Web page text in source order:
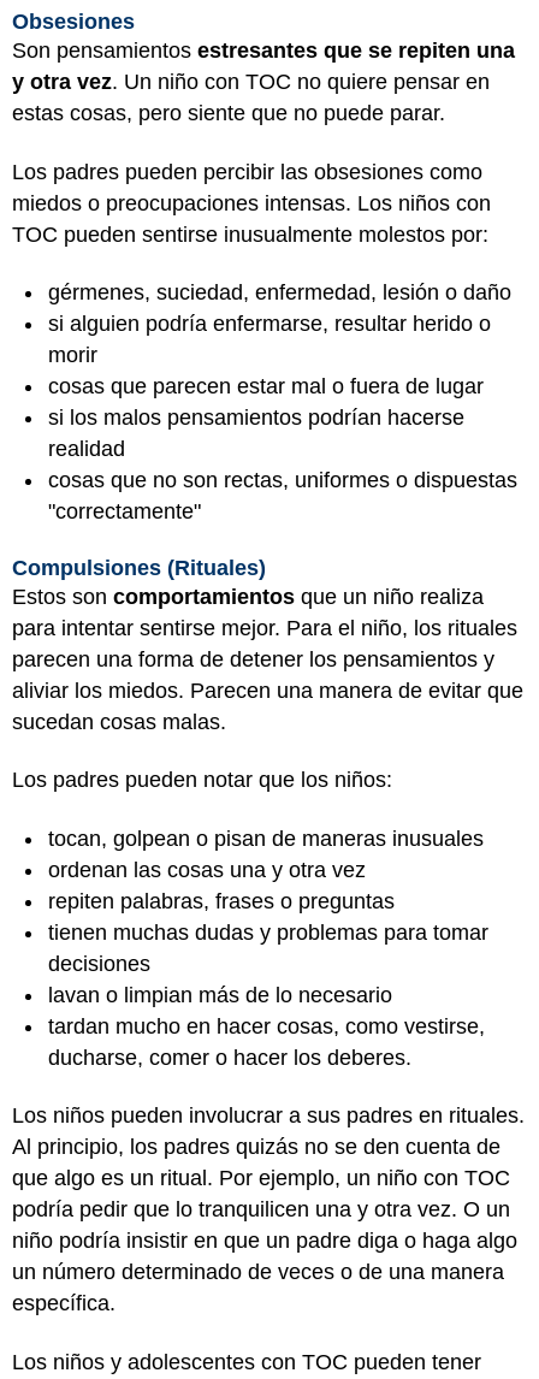
Obsesiones
Son pensamientos estresantes que se repiten una
y otra vez. Un niño con TOC no quiere pensar en
estas cosas, pero siente que no puede parar.
Los padres pueden percibir las obsesiones como
miedos o preocupaciones intensas. Los niños con
TOC pueden sentirse inusualmente molestos por:
gérmenes, suciedad, enfermedad, lesión o daño
si alguien podría enfermarse, resultar herido o
morir
cosas que parecen estar mal o fuera de lugar
si los malos pensamientos podrían hacerse
realidad
cosas que no son rectas, uniformes o dispuestas
"correctamente"
Compulsiones (Rituales)
Estos son comportamientos que un niño realiza
para intentar sentirse mejor. Para el niño, los rituales
parecen una forma de detener los pensamientos y
aliviar los miedos. Parecen una manera de evitar que
sucedan cosas malas.
Los padres pueden notar que los niños:
tocan, golpean o pisan de maneras inusuales
ordenan las cosas una y otra vez
repiten palabras, frases o preguntas
tienen muchas dudas y problemas para tomar
decisiones
lavan o limpian más de lo necesario
tardan mucho en hacer cosas, como vestirse,
ducharse, comer o hacer los deberes.
Los niños pueden involucrar a sus padres en rituales.
Al principio, los padres quizás no se den cuenta de
que algo es un ritual. Por ejemplo, un niño con TOC
podría pedir que lo tranquilicen una y otra vez. O un
niño podría insistir en que un padre diga o haga algo
un número determinado de veces o de una manera
específica.
Los niños y adolescentes con TOC pueden tener